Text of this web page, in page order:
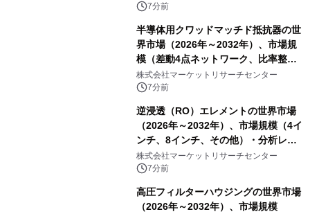
7分前
半導体用クワッドマッチド抵抗器の世
界市場（2026年～2032年）、市場規
模（差動4点ネットワーク、比率整合4
点ネットワーク、4点等値整合ネット
ワーク）・分析レポートを発表
株式会社マーケットリサーチセンター
7分前
逆浸透（RO）エレメントの世界市場
（2026年～2032年）、市場規模（4イ
ンチ、8インチ、その他）・分析レポ
ートを発表
株式会社マーケットリサーチセンター
7分前
高圧フィルターハウジングの世界市場
（2026年～2032年）、市場規模